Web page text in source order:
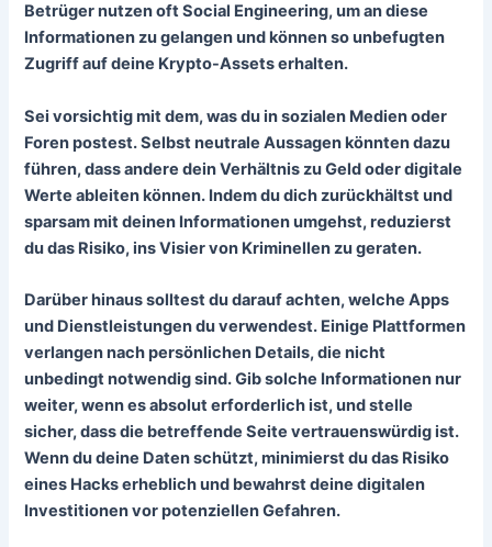
Betrüger nutzen oft Social Engineering, um an diese
Informationen zu gelangen und können so unbefugten
Zugriff auf deine Krypto-Assets erhalten.
Sei vorsichtig mit dem, was du in sozialen Medien oder
Foren postest. Selbst neutrale Aussagen könnten dazu
führen, dass andere dein Verhältnis zu Geld oder digitale
Werte ableiten können. Indem du dich zurückhältst und
sparsam mit deinen Informationen umgehst, reduzierst
du das Risiko, ins Visier von Kriminellen zu geraten.
Darüber hinaus solltest du darauf achten, welche Apps
und Dienstleistungen du verwendest. Einige Plattformen
verlangen nach persönlichen Details, die nicht
unbedingt notwendig sind. Gib solche Informationen nur
weiter, wenn es absolut erforderlich ist, und stelle
sicher, dass die betreffende Seite vertrauenswürdig ist.
Wenn du deine Daten schützt, minimierst du das Risiko
eines Hacks erheblich und bewahrst deine digitalen
Investitionen vor potenziellen Gefahren.